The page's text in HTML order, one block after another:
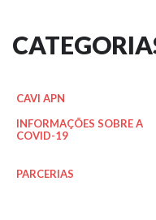
CAVI APN
INFORMAÇÕES SOBRE A
COVID-19
PARCERIAS